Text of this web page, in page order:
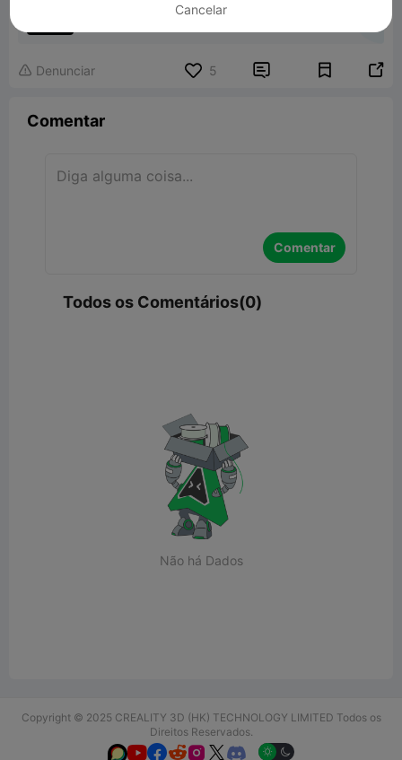
 Denunciar 5  
Comentar
Comentar
Todos os Comentários(0)
Não há Dados
Copyright © 2025 CREALITY 3D (HK) TECHNOLOGY LIMITED Todos os
Direitos Reservados.
  
Cancelar